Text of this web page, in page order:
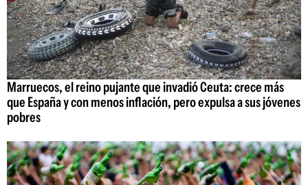
Marruecos, el reino pujante que invadió Ceuta: crece más
que España y con menos inflación, pero expulsa a sus jóvenes
pobres